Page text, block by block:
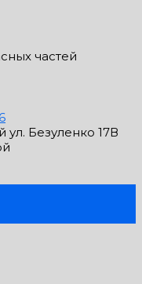
частей
Безуленко 17В